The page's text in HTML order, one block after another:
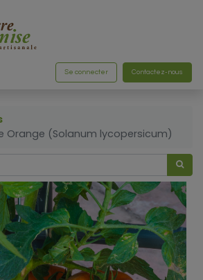
Se connecter Contactez-nous
Orange (Solanum lycopersicum)